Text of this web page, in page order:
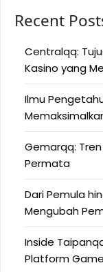
Recent
Centralqq:
Kasino yang
Ilmu
Gemarqq:
Permata
Dari Pemula
Mengubah
Inside
Platform